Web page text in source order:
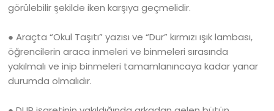
görülebilir şekilde iken karşıya geçmelidir.
● Araçta “Okul Taşıtı” yazısı ve “Dur” kırmızı ışık lambası,
öğrencilerin araca inmeleri ve binmeleri sırasında
yakılmalı ve inip binmeleri tamamlanıncaya kadar yanar
durumda olmalıdır.